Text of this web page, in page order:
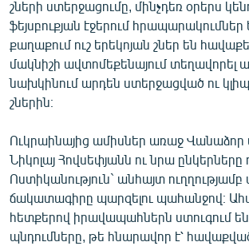
շների ստերջացումը, մինչդեռ օրերս
ֆեյսբուքյան էջերում
քաղաքում ուշ երեկոյան շներ են
մակնիշի ավտոմեքենայում տեղավորել
նախկինում արդեն ստերջացված ու
շներին։
Ուկրաինայից ամիսներ առաջ
Նիկոլայ Հովսեփյանն ու նրա ընկերները
Ոստիկանություն` անհայտ
ճակատագիրը պարզելու պահանջով։
հետքերով իրավապահներն ստուգում
պնդումները, թե հնարավոր է՝